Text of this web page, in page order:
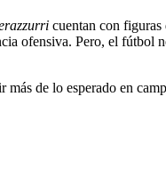
cuentan con
ofensiva. Pero, el
de lo esperado en